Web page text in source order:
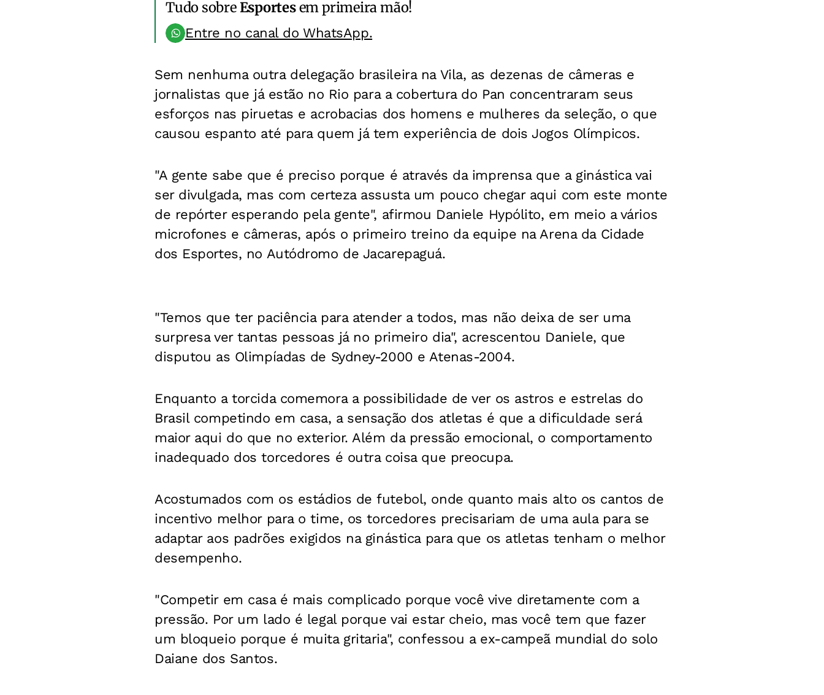
Tudo sobreEsportesem primeira mão!
Entre no canal do WhatsApp.
Sem nenhuma outra delegação brasileira na Vila, as dezenas de câmeras e
jornalistas que já estão no Rio para a cobertura do Pan concentraram seus
esforços nas piruetas e acrobacias dos homens e mulheres da seleção, o que
causou espanto até para quem já tem experiência de dois Jogos Olímpicos.
"A gente sabe que é preciso porque é através da imprensa que a ginástica vai
ser divulgada, mas com certeza assusta um pouco chegar aqui com este monte
de repórter esperando pela gente", afirmou Daniele Hypólito, em meio a vários
microfones e câmeras, após o primeiro treino da equipe na Arena da Cidade
dos Esportes, no Autódromo de Jacarepaguá.
"Temos que ter paciência para atender a todos, mas não deixa de ser uma
surpresa ver tantas pessoas já no primeiro dia", acrescentou Daniele, que
disputou as Olimpíadas de Sydney-2000 e Atenas-2004.
Enquanto a torcida comemora a possibilidade de ver os astros e estrelas do
Brasil competindo em casa, a sensação dos atletas é que a dificuldade será
maior aqui do que no exterior. Além da pressão emocional, o comportamento
inadequado dos torcedores é outra coisa que preocupa.
Acostumados com os estádios de futebol, onde quanto mais alto os cantos de
incentivo melhor para o time, os torcedores precisariam de uma aula para se
adaptar aos padrões exigidos na ginástica para que os atletas tenham o melhor
desempenho.
"Competir em casa é mais complicado porque você vive diretamente com a
pressão. Por um lado é legal porque vai estar cheio, mas você tem que fazer
um bloqueio porque é muita gritaria", confessou a ex-campeã mundial do solo
Daiane dos Santos.